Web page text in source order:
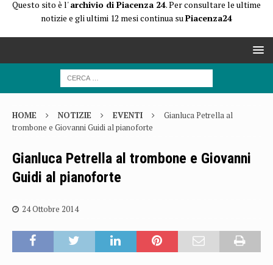
Questo sito è l'archivio di Piacenza 24. Per consultare le ultime
notizie e gli ultimi 12 mesi continua suPiacenza24
HOME NOTIZIE EVENTI
Gianluca Petrella al
trombone e Giovanni Guidi al pianoforte
Gianluca Petrella al trombone e Giovanni
Guidi al pianoforte
24 Ottobre 2014